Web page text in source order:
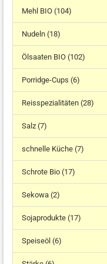
Mehl BIO (104)
Nudeln (18)
Ölsaaten BIO (102)
Porridge-Cups (6)
Reisspezialitäten (28)
Salz (7)
schnelle Küche (7)
Schrote Bio (17)
Sekowa (2)
Sojaprodukte (17)
Speiseöl (6)